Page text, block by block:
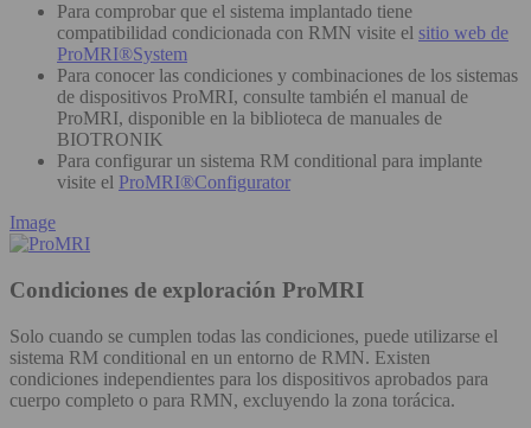
Para comprobar que el sistema implantado tiene
compatibilidad condicionada con RMN visite el sitio web de
ProMRI®System
Para conocer las condiciones y combinaciones de los sistemas
de dispositivos ProMRI, consulte también el manual de
ProMRI, disponible en la biblioteca de manuales de
BIOTRONIK
Para configurar un sistema RM conditional para implante
visite el ProMRI®Configurator
Image
Condiciones de exploración ProMRI
Solo cuando se cumplen todas las condiciones, puede utilizarse el
sistema RM conditional en un entorno de RMN. Existen
condiciones independientes para los dispositivos aprobados para
cuerpo completo o para RMN, excluyendo la zona torácica.